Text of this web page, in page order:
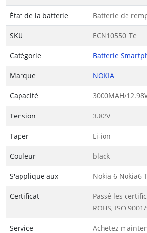
État de la batterie Batterie de
SKU ECN10550_Te
Catégorie Batterie
Marque NOKIA
Capacité 3000MAH/
Tension 3.82V
Taper Li-ion
Couleur black
S'applique aux Nokia 6 Nokia6
Certificat
Passé les
ROHS, ISO
Service
Achetez